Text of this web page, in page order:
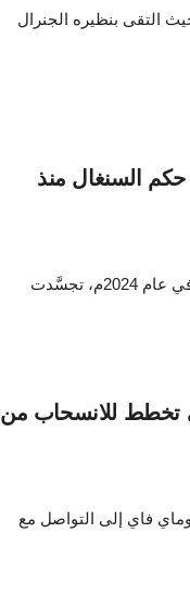
التقى بنظيره الجنرال
حكم السنغال منذ
منذ استقلال البلاد في عام 1960م إلى التغيير السياسي الجديد في عام 2024م، تجسَّدت
تخطط للانسحاب من
فاي إلى التواصل مع